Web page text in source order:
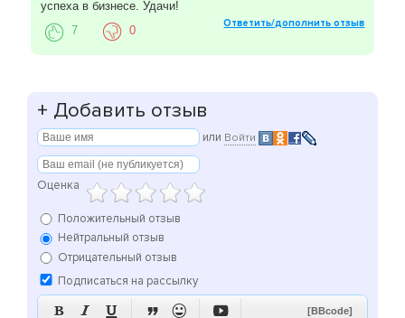
успеха в бизнесе. Удачи!
Ответить/дополнить отзыв
7 0
+ Добавить отзыв
или Войти
Оценка
Положительный отзыв
Нейтральный отзыв
Отрицательный отзыв
Подписаться на рассылку
      [BBcode]